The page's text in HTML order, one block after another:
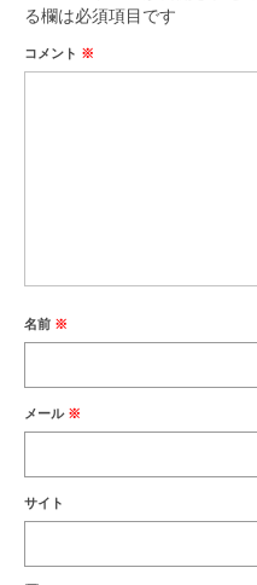
る欄は必須項目です
コメント ※
名前 ※
メール ※
サイト